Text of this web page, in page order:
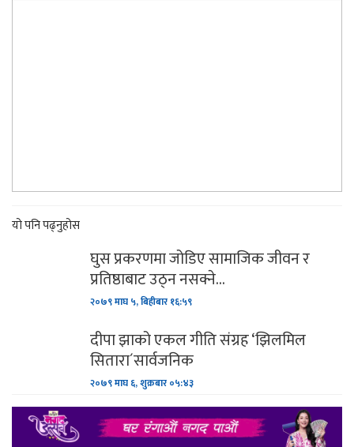
यो पनि पढ्नुहोस
घुस प्रकरणमा जोडिए सामाजिक जीवन र
प्रतिष्ठाबाट उठ्न नसक्ने…
२०७९ माघ ५, बिहीबार १६:५९
दीपा झाको एकल गीति संग्रह ‘झिलमिल
सितारा´सार्वजनिक
२०७९ माघ ६, शुक्रबार ०५:४३